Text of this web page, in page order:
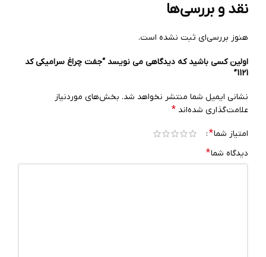
نقد و بررسی‌ها
هنوز بررسی‌ای ثبت نشده است.
اولین کسی باشید که دیدگاهی می نویسد “جفت چراغ سرامیکی کد
1121”
نشانی ایمیل شما منتشر نخواهد شد. بخش‌های موردنیاز
علامت‌گذاری شده‌اند *
امتیاز شما*
دیدگاه شما*